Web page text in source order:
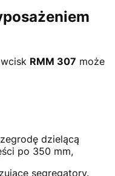
RMM 307 może
dzielącą
po 350 mm,
segregatory.